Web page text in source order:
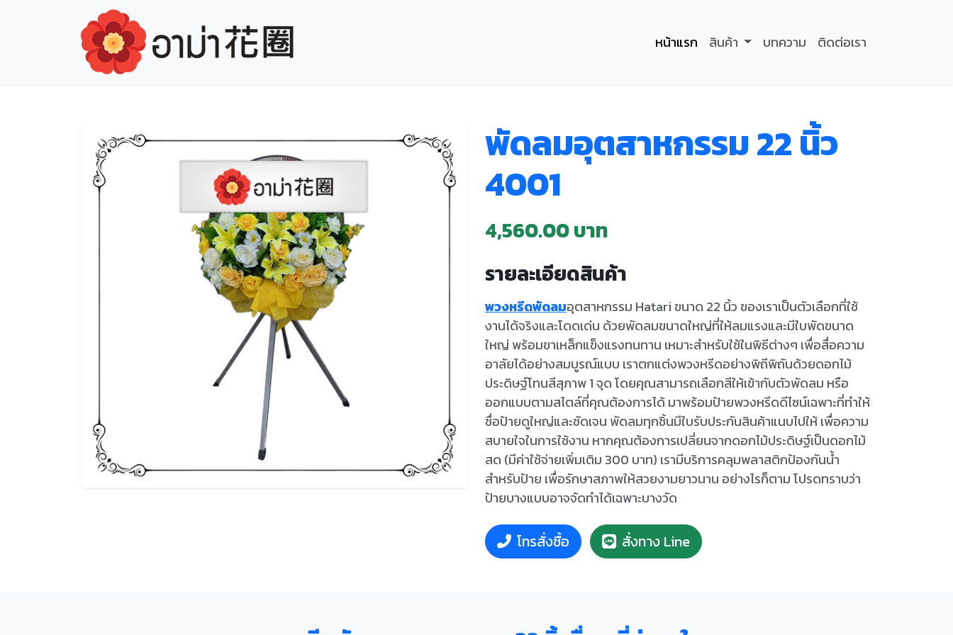
หน้าแรก สินค้า บทความ ติดต่อเรา
พัดลมอุตสาหกรรม 22 นิ้ว
4001
4,560.00 บาท
รายละเอียดสินค้า
พวงหรีดพัดลมอุตสาหกรรม Hatari ขนาด 22 นิ้ว ของเราเป็นตัวเลือกที่ใช้
งานได้จริงและโดดเด่น ด้วยพัดลมขนาดใหญ่ที่ให้ลมแรงและมีใบพัดขนาด
ใหญ่ พร้อมขาเหล็กแข็งแรงทนทาน เหมาะสำหรับใช้ในพิธีต่างๆ เพื่อสื่อความ
อาลัยได้อย่างสมบูรณ์แบบ เราตกแต่งพวงหรีดอย่างพิถีพิถันด้วยดอกไม้
ประดิษฐ์โทนสีสุภาพ 1 จุด โดยคุณสามารถเลือกสีให้เข้ากับตัวพัดลม หรือ
ออกแบบตามสไตล์ที่คุณต้องการได้ มาพร้อมป้ายพวงหรีดดีไซน์เฉพาะที่ทำให้
ชื่อป้ายดูใหญ่และชัดเจน พัดลมทุกชิ้นมีใบรับประกันสินค้าแนบไปให้ เพื่อความ
สบายใจในการใช้งาน หากคุณต้องการเปลี่ยนจากดอกไม้ประดิษฐ์เป็นดอกไม้
สด (มีค่าใช้จ่ายเพิ่มเติม 300 บาท) เรามีบริการคลุมพลาสติกป้องกันน้ำ
สำหรับป้าย เพื่อรักษาสภาพให้สวยงามยาวนาน อย่างไรก็ตาม โปรดทราบว่า
ป้ายบางแบบอาจจัดทำได้เฉพาะบางวัด
โทรสั่งซื้อ สั่งทาง Line